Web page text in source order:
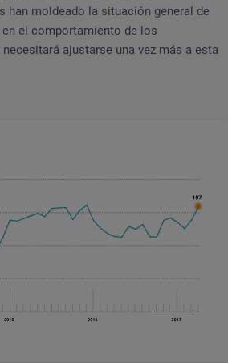
han moldeado la situación general de
el comportamiento de los
ajustarse una vez más a esta